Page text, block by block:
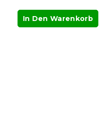
In Den Warenkorb